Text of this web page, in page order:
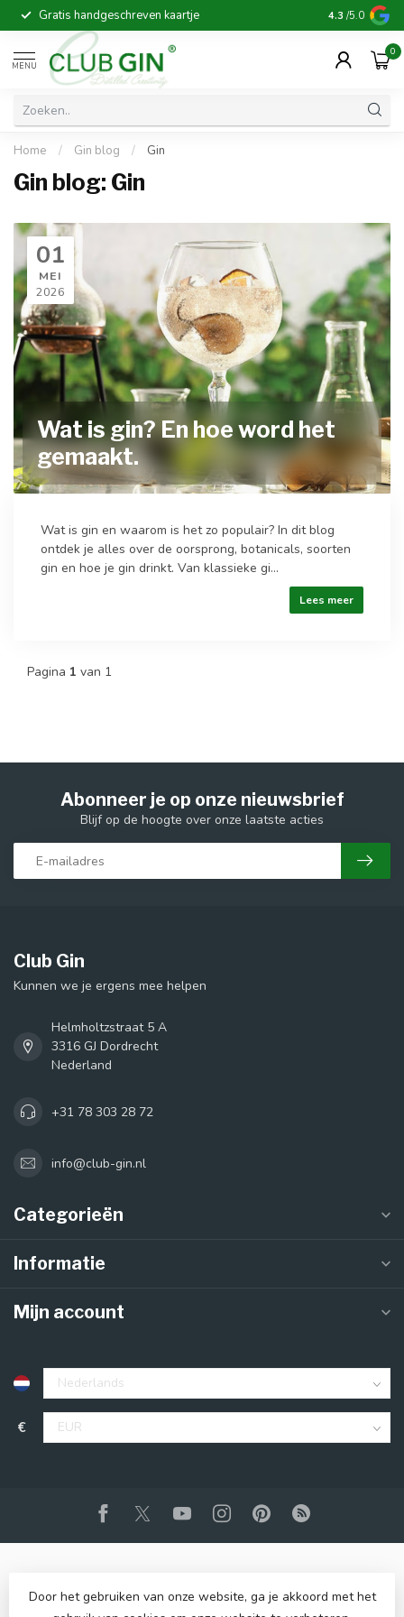
Gratis handgeschreven kaartje Voor 16:00
4.3 /5.0
MENU
0
Home / Gin blog / Gin
Gin blog: Gin
01
MEI
2026
Wat is gin? En hoe word het
gemaakt.
Wat is gin en waarom is het zo populair? In dit blog
ontdek je alles over de oorsprong, botanicals, soorten
gin en hoe je gin drinkt. Van klassieke gi...
Lees meer
Pagina 1 van 1
Abonneer je op onze nieuwsbrief
Blijf op de hoogte over onze laatste acties
Club Gin
Kunnen we je ergens mee helpen
Helmholtzstraat 5 A
3316 GJ Dordrecht
Nederland
+31 78 303 28 72
info@club-gin.nl
Categorieën
Informatie
Mijn account
€
Door het gebruiken van onze website, ga je akkoord met het